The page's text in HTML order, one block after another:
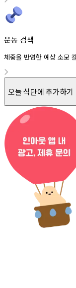
운동 검색
체중을 반영한 예상 소모
오늘 식단에 추가하기